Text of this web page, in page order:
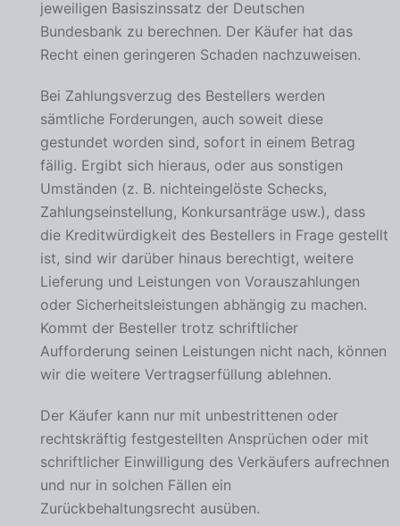
jeweiligen Basiszinssatz der Deutschen
Bundesbank zu berechnen. Der Käufer hat das
Recht einen geringeren Schaden nachzuweisen.
Bei Zahlungsverzug des Bestellers werden
sämtliche Forderungen, auch soweit diese
gestundet worden sind, sofort in einem Betrag
fällig. Ergibt sich hieraus, oder aus sonstigen
Umständen (z. B. nichteingelöste Schecks,
Zahlungseinstellung, Konkursanträge usw.), dass
die Kreditwürdigkeit des Bestellers in Frage gestellt
ist, sind wir darüber hinaus berechtigt, weitere
Lieferung und Leistungen von Vorauszahlungen
oder Sicherheitsleistungen abhängig zu machen.
Kommt der Besteller trotz schriftlicher
Aufforderung seinen Leistungen nicht nach, können
wir die weitere Vertragserfüllung ablehnen.
Der Käufer kann nur mit unbestrittenen oder
rechtskräftig festgestellten Ansprüchen oder mit
schriftlicher Einwilligung des Verkäufers aufrechnen
und nur in solchen Fällen ein
Zurückbehaltungsrecht ausüben.